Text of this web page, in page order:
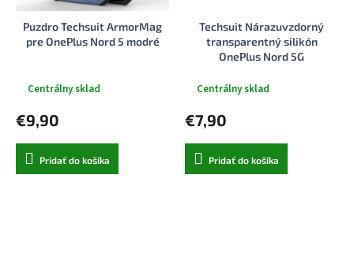
Puzdro Techsuit ArmorMag
pre OnePlus Nord 5 modré
Centrálny sklad
€9,90
Pridať do košíka
Techsuit Nárazuvzdorný
transparentný silikón
OnePlus Nord 5G
Centrálny sklad
€7,90
Pridať do košíka